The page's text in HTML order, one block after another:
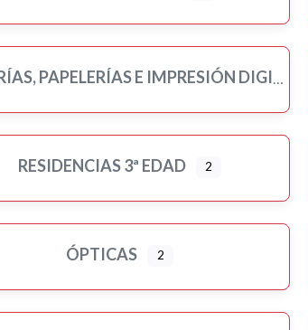
PAPELERÍAS E IMPRESIÓN DIGITAL
RESIDENCIAS 3ª EDAD 2
ÓPTICAS 2